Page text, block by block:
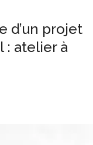
d’un projet
: atelier à